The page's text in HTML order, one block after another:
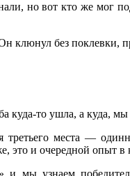
но вот кто же мог
клюнул без поклевки,
куда-то ушла, а куда,
третьего места —
это и очередной опыт